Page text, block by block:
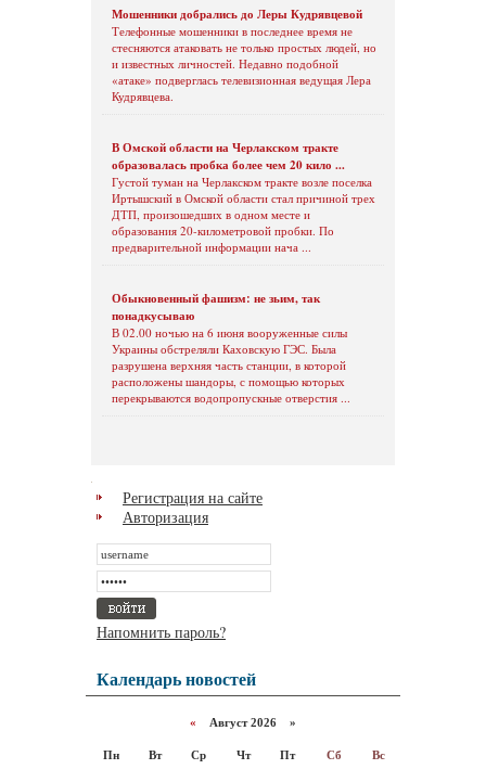
Мошенники добрались до Леры Кудрявцевой
Телефонные мошенники в последнее время не
стесняются атаковать не только простых людей, но
и известных личностей. Недавно подобной
«атаке» подверглась телевизионная ведущая Лера
Кудрявцева.
В Омской области на Черлакском тракте
образовалась пробка более чем 20 кило ...
Густой туман на Черлакском тракте возле поселка
Иртышский в Омской области стал причиной трех
ДТП, произошедших в одном месте и
образования 20-километровой пробки. По
предварительной информации нача ...
Обыкновенный фашизм: не зьим, так
понадкусываю
В 02.00 ночью на 6 июня вооруженные силы
Украины обстреляли Каховскую ГЭС. Была
разрушена верхняя часть станции, в которой
расположены шандоры, с помощью которых
перекрываются водопропускные отверстия ...
Регистрация на сайте
Авторизация
Напомнить пароль?
Календарь новостей
« Август 2026 »
Пн Вт Ср Чт Пт Сб Вс